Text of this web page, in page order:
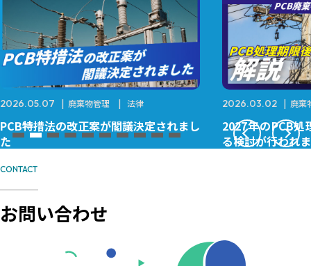
2026.05.07 廃棄物管理 法律
PCB特措法の改正案が閣議決定されまし
た
2026.03.02 廃棄
2027年のPCB
る検討が行われ
CONTACT
お問い合わせ